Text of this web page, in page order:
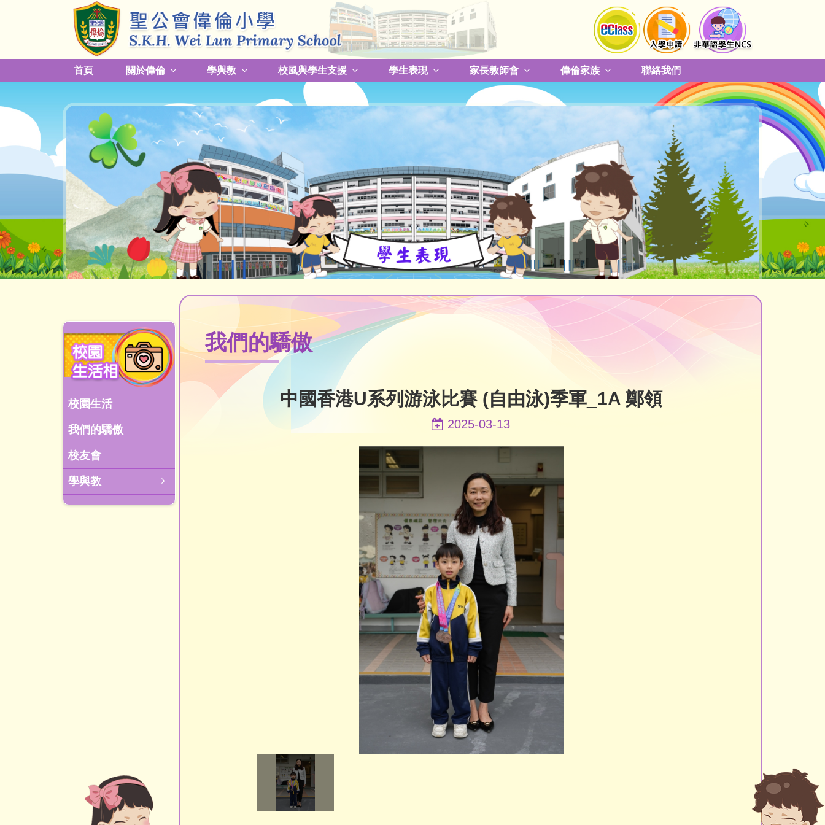
首頁 關於偉倫 學與教 校風與學生支援 學生表現 家長教師會 偉倫家族 聯絡我們
校園生活
我們的驕傲
校友會
學與教
我們的驕傲
中國香港U系列游泳比賽 (自由泳)季軍_1A 鄭領
2025-03-13